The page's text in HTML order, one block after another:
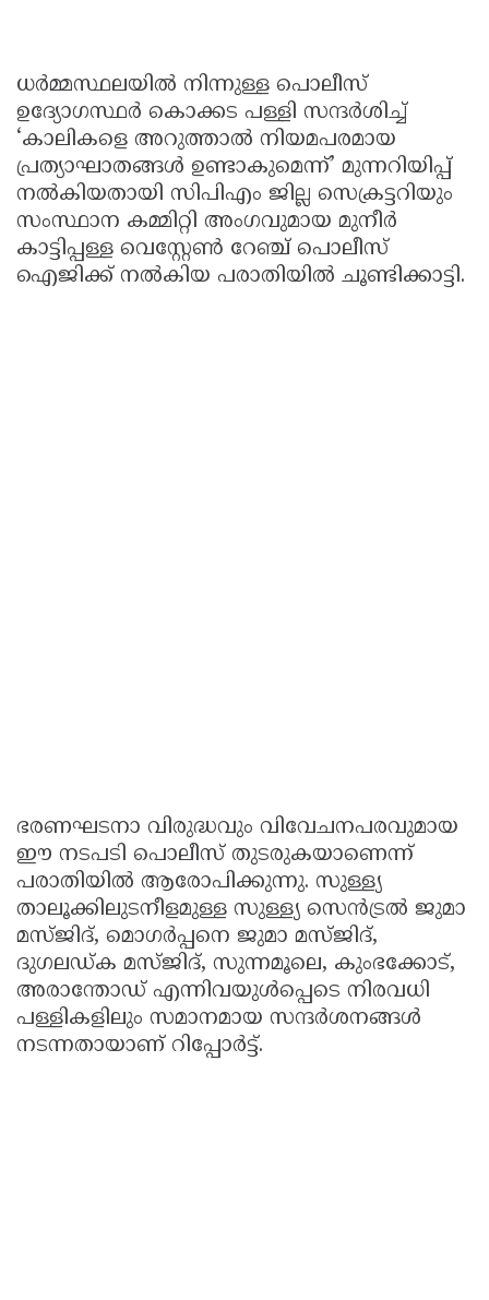
ധർമ്മസ്ഥലയിൽ നിന്നുള്ള പൊലീസ്
ഉദ്യോഗസ്ഥർ കൊക്കട പള്ളി സന്ദർശിച്ച്
‘കാലികളെ അറുത്താൽ നിയമപരമായ
പ്രത്യാഘാതങ്ങൾ ഉണ്ടാകുമെന്ന്’ മുന്നറിയിപ്പ്
നൽകിയതായി സിപിഎം ജില്ല സെക്രട്ടറിയും
സംസ്ഥാന കമ്മിറ്റി അംഗവുമായ മുനീർ
കാട്ടിപ്പള്ള വെസ്റ്റേൺ റേഞ്ച് പൊലീസ്
ഐജിക്ക് നൽകിയ പരാതിയിൽ ചൂണ്ടിക്കാട്ടി.
ഭരണഘടനാ വിരുദ്ധവും വിവേചനപരവുമായ
ഈ നടപടി പൊലീസ് തുടരുകയാണെന്ന്
പരാതിയിൽ ആരോപിക്കുന്നു. സുള്ള്യ
താലൂക്കിലുടനീളമുള്ള സുള്ള്യ സെൻട്രൽ ജുമാ
മസ്ജിദ്, മൊഗർപ്പനെ ജുമാ മസ്ജിദ്,
ദുഗലഡ്ക മസ്ജിദ്, സുന്നമൂലെ, കുംഭക്കോട്,
അരാന്തോഡ് എന്നിവയുൾപ്പെടെ നിരവധി
പള്ളികളിലും സമാനമായ സന്ദർശനങ്ങൾ
നടന്നതായാണ് റിപ്പോർട്ട്.